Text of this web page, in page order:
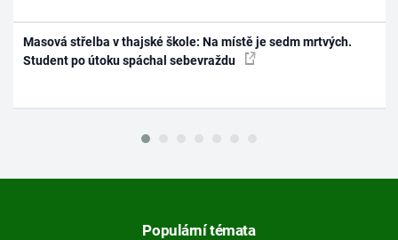
Masová střelba v thajské škole: Na místě je sedm mrtvých.
Student po útoku spáchal sebevraždu
Populární témata